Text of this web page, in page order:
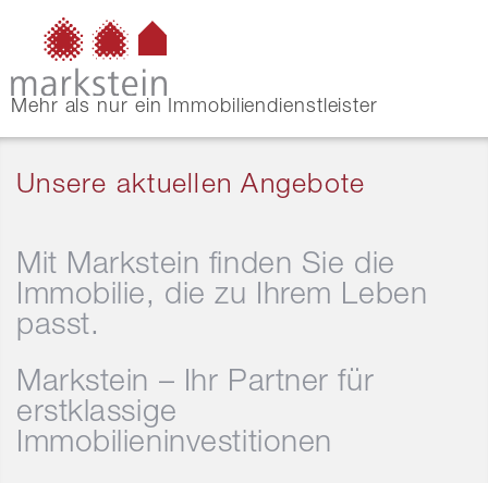
Mehr als nur ein Immobiliendienstleister
Unsere aktuellen Angebote
Mit Markstein finden Sie die
Immobilie, die zu Ihrem Leben
passt.
Markstein – Ihr Partner für
erstklassige
Immobilieninvestitionen